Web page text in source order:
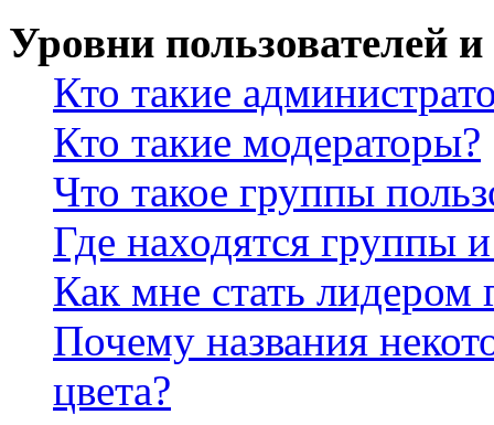
Уровни пользователей
Кто такие
Кто такие модераторы?
Что такое группы
Где находятся группы
Как мне стать лидером
Почему названия
цвета?